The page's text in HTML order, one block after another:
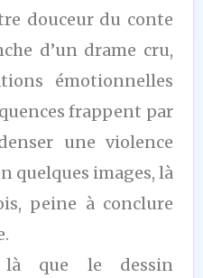
douceur du conte
d’un drame cru,
émotionnelles
frappent par
une violence
quelques images, là
peine à conclure
là que le dessin